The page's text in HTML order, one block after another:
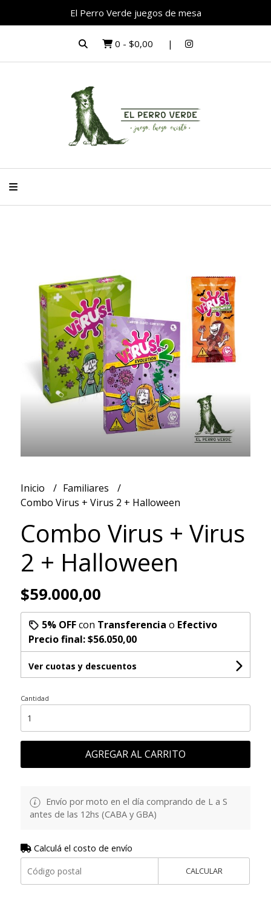
El Perro Verde juegos de mesa
0 - $0,00
Inicio
Familiares
Combo Virus + Virus 2 + Halloween
Combo Virus + Virus
2 + Halloween
$59.000,00
5% OFFcon Transferencia o Efectivo
Precio final:$56.050,00
Ver cuotas y descuentos
Cantidad
AGREGAR AL CARRITO
Envío por moto en el día comprando de L a S
antes de las 12hs (CABA y GBA)
Calculá el costo de envío
CALCULAR